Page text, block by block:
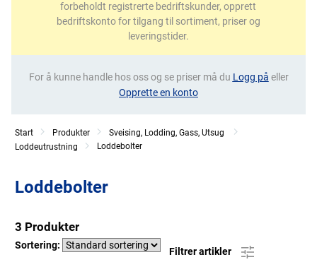
forbeholdt registrerte bedriftskunder, opprett
bedriftskonto for tilgang til sortiment, priser og
leveringstider.
For å kunne handle hos oss og se priser må du Logg på eller
Opprette en konto
Start Produkter
Sveising, Lodding, Gass, Utsug
Loddeutrustning
Loddebolter
Loddebolter
3 Produkter
Sortering:
Filtrer artikler